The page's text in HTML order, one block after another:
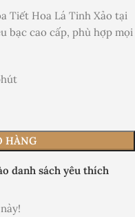
Tiết Hoa Lá Tinh Xảo tại
bạc cao cấp, phù hợp mọi
HÀNG
danh sách yêu thích